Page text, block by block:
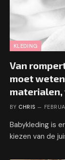
KLEDING
Van
moet
materialen,
BY CHRIS
Babykleding is
kiezen van de